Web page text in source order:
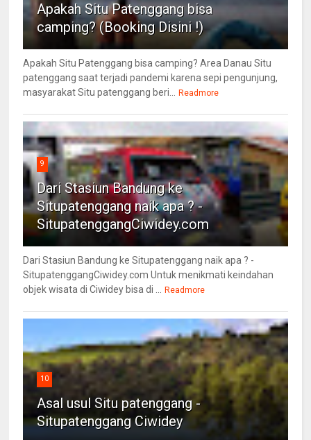
Apakah Situ Patenggang bisa
camping? (Booking Disini !)
Apakah Situ Patenggang bisa camping? Area Danau Situ
patenggang saat terjadi pandemi karena sepi pengunjung,
masyarakat Situ patenggang beri...
Readmore
9
Dari Stasiun Bandung ke
Situpatenggang naik apa ? -
SitupatenggangCiwidey.com
Dari Stasiun Bandung ke Situpatenggang naik apa ? -
SitupatenggangCiwidey.com Untuk menikmati keindahan
objek wisata di Ciwidey bisa di ...
Readmore
10
Asal usul Situ patenggang -
Situpatenggang Ciwidey